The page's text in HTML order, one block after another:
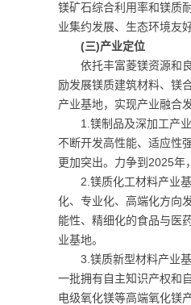
镁矿石综合利用率和镁质
业集约发展、生态环境友
(三)产业定位
依托丰富菱镁资源和
励发展镁质建筑材料、镁
产业基地，实现产业融合
1.镁制品及深加工产
不断开发高性能、适应性
更加突出。力争到2025年
2.镁质化工材料产业
化、专业化、高端化方向
能性、精细化的食品与医
业基地。
3.镁质新型材料产业
一批拥有自主知识产权和
电级氧化镁等高端氧化镁